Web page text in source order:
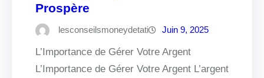
Prospère
lesconseilsmoneydetati Juin 9, 2025
L’Importance de Gérer Votre Argent
L’Importance de Gérer Votre Argent L’argent